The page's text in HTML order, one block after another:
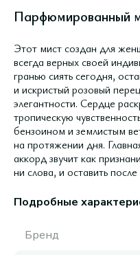
Парфюмированный
Этот мист создан для
всегда верных своей
гранью сиять сегодня,
и искристый розовый
элегантности. Сердце
тропическую
бензоином и землистым
на протяжении дня.
аккорд звучит как
ни слова, и оставить
Подробные
Бренд